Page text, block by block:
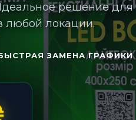
решение для
любой локации.
ЗАМЕНА ГРАФИКИ